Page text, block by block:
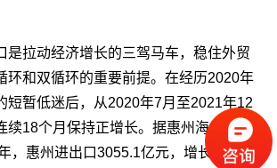
是拉动经济增长的三驾马车，稳住外贸
环和双循环的重要前提。在经历2020年
短暂低迷后，从2020年7月至2021年12
续18个月保持正增长。据惠州海关统计
，惠州进出口3055.1亿元，增长